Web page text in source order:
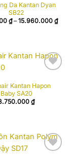
wishlist
Da Kantan Dyan
SB22
₫ – 15.960.000 ₫
giá:
wishlist
Kantan Hapon
Baby SA20
₫